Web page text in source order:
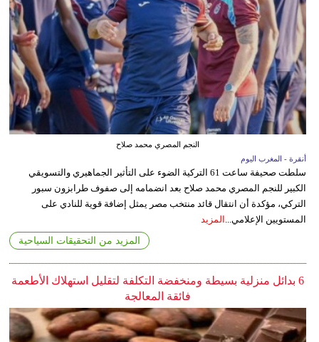
النجم المصري محمد صلاح
أنقرة - المغرب اليوم
سلطت صحيفة ساعت 61 التركية الضوء على التأثير الجماهيري والتسويقي
الكبير للنجم المصري محمد صلاح بعد انضمامه إلى صفوف طرابزون سبور
التركي، مؤكدة أن انتقال قائد منتخب مصر يمثل إضافة قوية للنادي على
المستويين الإعلامي... المزيد
المزيد من التحقيقات السياحية
6 بدائل منزلية بسيطة ومنخفضة التكلفة لتقليل استهلاك الأطعمة
فائقة المعالجة